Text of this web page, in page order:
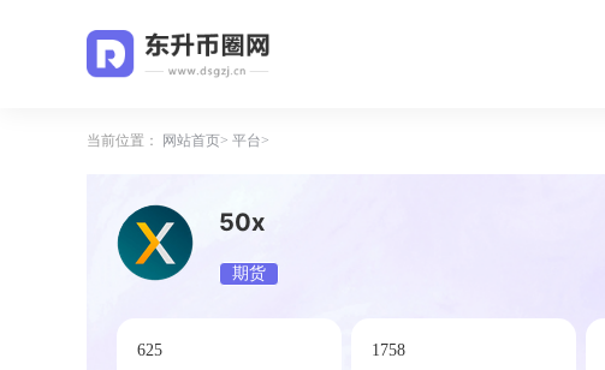
当前位置： 网站首页 平台
50x
期货
625 1758